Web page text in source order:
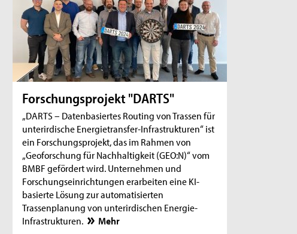
Forschungsprojekt "DARTS"
„DARTS – Datenbasiertes Routing von Trassen für
unterirdische Energietransfer-Infrastrukturen“ ist
ein Forschungsprojekt, das im Rahmen von
„Geoforschung für Nachhaltigkeit (GEO:N)“ vom
BMBF gefördert wird. Unternehmen und
Forschungseinrichtungen erarbeiten eine KI-
basierte Lösung zur automatisierten
Trassenplanung von unterirdischen Energie-
Infrastrukturen.
Mehr